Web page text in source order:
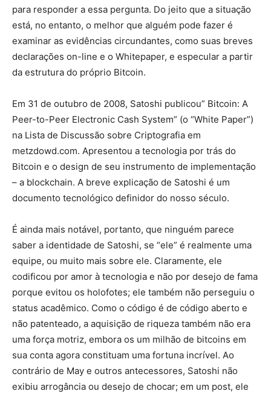
para responder a essa pergunta. Do jeito que a situação
está, no entanto, o melhor que alguém pode fazer é
examinar as evidências circundantes, como suas breves
declarações on-line e o Whitepaper, e especular a partir
da estrutura do próprio Bitcoin.
Em 31 de outubro de 2008, Satoshi publicou” Bitcoin: A
Peer-to-Peer Electronic Cash System” (o “White Paper”)
na Lista de Discussão sobre Criptografia em
metzdowd.com. Apresentou a tecnologia por trás do
Bitcoin e o design de seu instrumento de implementação
– a blockchain. A breve explicação de Satoshi é um
documento tecnológico definidor do nosso século.
É ainda mais notável, portanto, que ninguém parece
saber a identidade de Satoshi, se “ele” é realmente uma
equipe, ou muito mais sobre ele. Claramente, ele
codificou por amor à tecnologia e não por desejo de fama
porque evitou os holofotes; ele também não perseguiu o
status acadêmico. Como o código é de código aberto e
não patenteado, a aquisição de riqueza também não era
uma força motriz, embora os um milhão de bitcoins em
sua conta agora constituam uma fortuna incrível. Ao
contrário de May e outros antecessores, Satoshi não
exibiu arrogância ou desejo de chocar; em um post, ele